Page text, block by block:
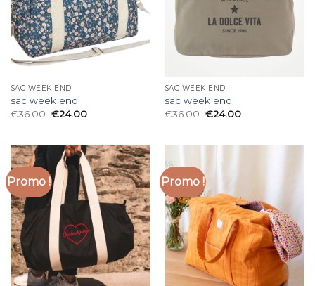
SAC WEEK END
sac week end
€36.00 €24.00
SAC WEEK END
sac week end
€36.00 €24.00
Promo ! Promo !